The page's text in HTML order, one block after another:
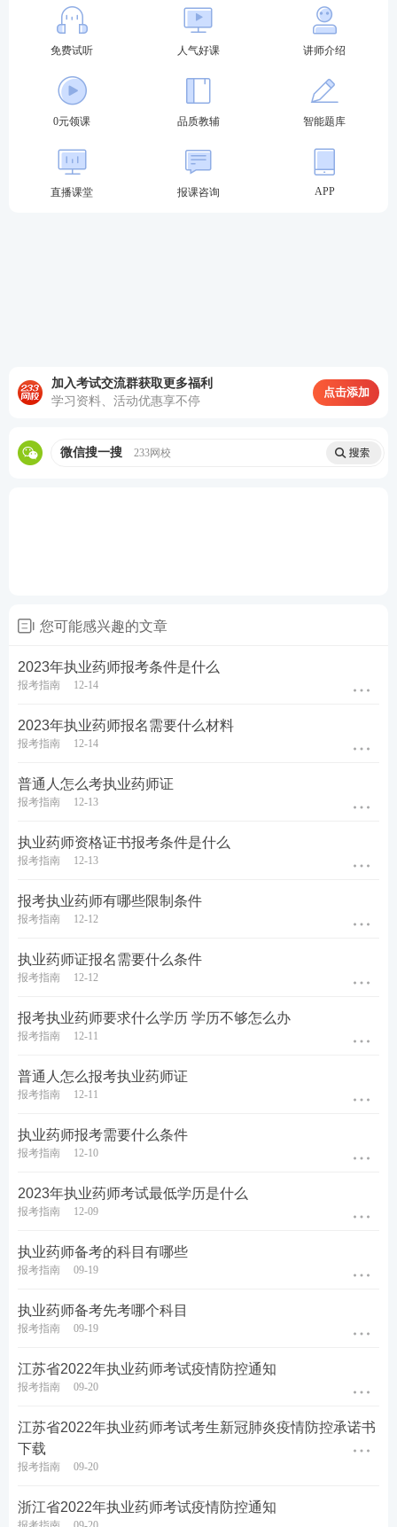
考生注意：
1．上传的照片须为近期标准1寸白底彩色半身免冠正
面证件照（尺寸25mm×35mm，像素295px×413p
x），该照片将用于准考证、考场座次表、
证书、证书
查询认证系统，请上传照片时慎重选用。
不用去照相馆，233 网校职考小拍免费帮你处理，一
键搞定照片审核
号码、姓名、报考级别、报考专业、科目信息、手机
考群，在这里，大家可以一起相互交友、打卡学习、
结伴考试，心动了吗？快扫码邀你进群↓↓↓
提醒订阅：为了帮助大家及时获取执业药师考试内
容，点击【下载233网校APP
】，学霸君会及时给您推
送提醒通知！
药师学习资料/免费课程/新人优惠券 一键领取>>
执业药师备考首选
备战药师你是否遇到同样的问题：考点晦涩难懂记不
住？内容太多记不全？总之看书就会，做题不对。跟
专业老师学，快速吃透考点，姜雅，刘恩钊，仇牧等7
位行业大咖主讲，助你轻松上岸。
推荐执业药师畅学班 ，性价比之选，
解执业药师畅学班课程>>
参与执业药师答题闯关，赢取备考好礼>>
免费试听 人气好课 讲师介绍
0元领课 品质教辅 智能题库
直播课堂 报课咨询 APP
加入考试交流群获取更多福利
学习资料、活动优惠享不停
点击添加
微信搜一搜 233网校
您可能感兴趣的文章
2023年执业药师报考条件是什么
报考指南 12-14
2023年执业药师报名需要什么材料
报考指南 12-14
普通人怎么考执业药师证
报考指南 12-13
执业药师资格证书报考条件是什么
报考指南 12-13
报考执业药师有哪些限制条件
报考指南 12-12
执业药师证报名需要什么条件
报考指南 12-12
报考执业药师要求什么学历 学历不够怎么办
报考指南 12-11
普通人怎么报考执业药师证
报考指南 12-11
执业药师报考需要什么条件
报考指南 12-10
2023年执业药师考试最低学历是什么
报考指南 12-09
执业药师备考的科目有哪些
报考指南 09-19
执业药师备考先考哪个科目
报考指南 09-19
江苏省2022年执业药师考试疫情防控通知
报考指南 09-20
江苏省2022年执业药师考试考生新冠肺炎疫情防控承诺书
下载
报考指南 09-20
浙江省2022年执业药师考试疫情防控通知